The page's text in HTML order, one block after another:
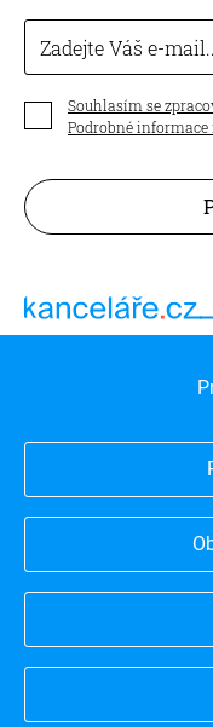
Zadejte Váš e-
Souhlasím se
Podrobné informace